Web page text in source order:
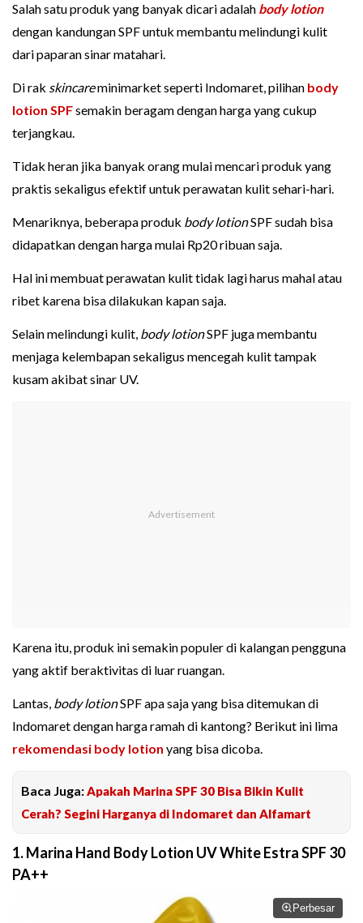
Salah satu produk yang banyak dicari adalah body lotion
dengan kandungan SPF untuk membantu melindungi kulit
dari paparan sinar matahari.
Di rak skincareminimarket seperti Indomaret, pilihan body
lotion SPFsemakin beragam dengan harga yang cukup
terjangkau.
Tidak heran jika banyak orang mulai mencari produk yang
praktis sekaligus efektif untuk perawatan kulit sehari-hari.
Menariknya, beberapa produk body lotionSPF sudah bisa
didapatkan dengan harga mulai Rp20 ribuan saja.
Hal ini membuat perawatan kulit tidak lagi harus mahal atau
ribet karena bisa dilakukan kapan saja.
Selain melindungi kulit, body lotionSPF juga membantu
menjaga kelembapan sekaligus mencegah kulit tampak
kusam akibat sinar UV.
Karena itu, produk ini semakin populer di kalangan pengguna
yang aktif beraktivitas di luar ruangan.
Lantas, body lotionSPF apa saja yang bisa ditemukan di
Indomaret dengan harga ramah di kantong? Berikut ini lima
rekomendasi body lotion yang bisa dicoba.
Baca Juga:Apakah Marina SPF 30 Bisa Bikin Kulit
Cerah? Segini Harganya di Indomaret dan Alfamart
1. Marina Hand Body Lotion UV White Estra SPF 30
PA++
Perbesar